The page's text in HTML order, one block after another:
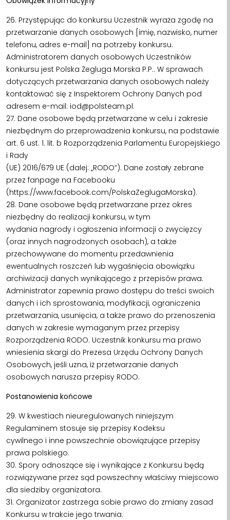
26. Przystępując do konkursu Uczestnik wyraża zgodę na
przetwarzanie danych osobowych [imię, nazwisko, numer
telefonu, adres e-mail] na potrzeby konkursu.
Administratorem danych osobowych Uczestników
konkursu jest Polska Żegluga Morska P.P.. W sprawach
dotyczących przetwarzania danych osobowych należy
kontaktować się z Inspektorem Ochrony Danych pod
adresem e-mail: iod@polsteam.pl.
27. Dane osobowe będą przetwarzane w celu i zakresie
niezbędnym do przeprowadzenia konkursu, na podstawie
art. 6 ust. 1. lit. b Rozporządzenia Parlamentu Europejskiego
i Rady
(UE) 2016/679 UE (dalej: „RODO”). Dane zostały zebrane
przez fanpage na Facebooku
(https://www.facebook.com/PolskaZeglugaMorska).
28. Dane osobowe będą przetwarzane przez okres
niezbędny do realizacji konkursu, w tym
wydania nagrody i ogłoszenia informacji o zwycięzcy
(oraz innych nagrodzonych osobach), a także
przechowywane do momentu przedawnienia
ewentualnych roszczeń lub wygaśnięcia obowiązku
archiwizacji danych wynikającego z przepisów prawa.
Administrator zapewnia prawo dostępu do treści swoich
danych i ich sprostowania, modyfikacji, ograniczenia
przetwarzania, usunięcia, a także prawo do przenoszenia
danych w zakresie wymaganym przez przepisy
Rozporządzenia RODO. Uczestnik konkursu ma prawo
wniesienia skargi do Prezesa Urzędu Ochrony Danych
Osobowych, jeśli uzna, iż przetwarzanie danych
osobowych narusza przepisy RODO.
Postanowienia końcowe
29. W kwestiach nieuregulowanych niniejszym
Regulaminem stosuje się przepisy Kodeksu
cywilnego i inne powszechnie obowiązujące przepisy
prawa polskiego.
30. Spory odnoszące się i wynikające z Konkursu będą
rozwiązywane przez sąd powszechny właściwy miejscowo
dla siedziby organizatora.
31. Organizator zastrzega sobie prawo do zmiany zasad
Konkursu w trakcie jego trwania.